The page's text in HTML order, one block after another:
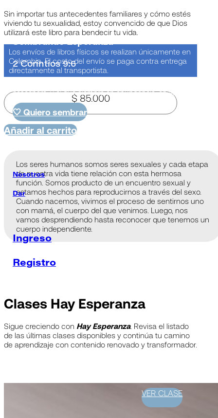
Sembrando Esperanza
2 Corintios 9:6
cosechará, y el que siembra en abundancia, en abundancia
cosechará”
🤍 Quiero sembrar
Nosotros
Dar
Ingreso
Registro
Sin importar tus antecedentes familiares y cómo estés
viviendo tu sexualidad, estoy convencido de que Dios
utilizará este libro para bendecir tu vida.
Los envíos de libros físicos se realizan únicamente en
Colombia. El costo del envío se paga contra entrega
directamente al transportista.
$ 85.000
Añadir al carrito
Los seres humanos somos seres sexuales y cada etapa
de nuestra vida tiene relación con esta hermosa
función. Somos producto de un encuentro sexual y
estamos hechos para reproducirnos a través del sexo.
Cuando nacemos, vivimos el proceso de sentirnos uno
con mamá, el cuerpo del que venimos. Luego, nos
vamos desprendiendo hasta reconocer que tenemos un
cuerpo independiente.
Clases Hay Esperanza
Sigue creciendo con Hay Esperanza. Revisa el listado
de las últimas clases disponibles y continúa tu camino
de aprendizaje con contenido renovado y transformador.
VER CLASE